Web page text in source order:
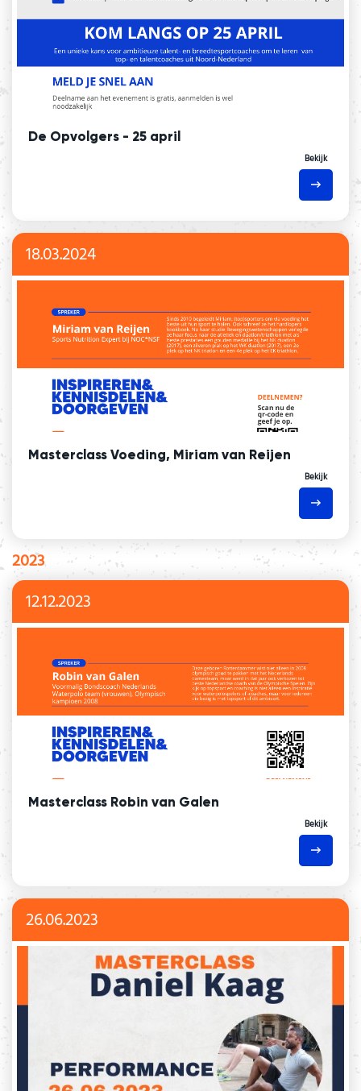
De Opvolgers - 25 april
Bekijk
18.03.2024
Masterclass Voeding, Miriam van Reijen
Bekijk
2023
12.12.2023
Masterclass Robin van Galen
Bekijk
26.06.2023